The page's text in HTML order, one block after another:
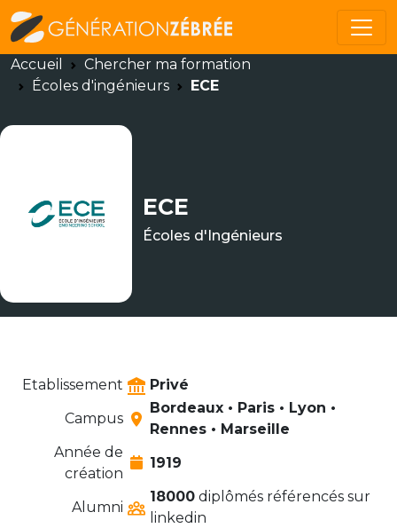
Accueil
Chercher ma formation
Écoles d'ingénieurs
ECE
ECE
Écoles d'Ingénieurs
Etablissement
Privé
Campus
Bordeaux • Paris • Lyon •
Rennes • Marseille
Année de
création
1919
Alumni
18000 diplômés référencés sur
linkedin